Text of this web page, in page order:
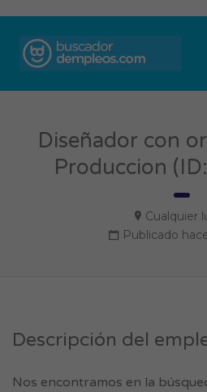
Diseñador con
Produccion
Cualquier
Publicado
Descripción del
Nos encontramos en la